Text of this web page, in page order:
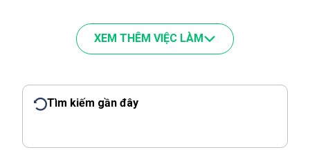
XEM THÊM VIỆC LÀM
Tìm kiếm gần đây